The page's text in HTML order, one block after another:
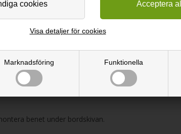
Marknadsföring Funktionella
Visa detaljer för cookies
benet under bordskivan.